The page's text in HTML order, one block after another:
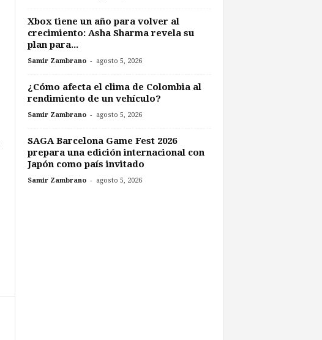
Xbox tiene un año para volver al
crecimiento: Asha Sharma revela su
plan para...
Samir Zambrano - agosto 5, 2026
¿Cómo afecta el clima de Colombia al
rendimiento de un vehículo?
Samir Zambrano - agosto 5, 2026
SAGA Barcelona Game Fest 2026
prepara una edición internacional con
Japón como país invitado
Samir Zambrano - agosto 5, 2026